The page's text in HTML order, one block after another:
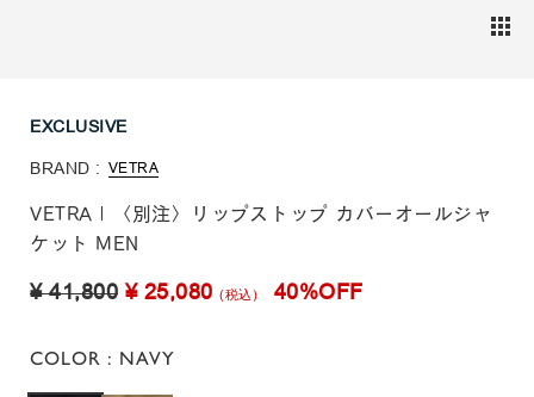
EXCLUSIVE
BRAND : VETRA
VETRA | 〈別注〉リップストップ カバーオールジャ
ケット MEN
¥ 41,800 ¥ 25,080 (税込) 40%OFF
COLOR : NAVY